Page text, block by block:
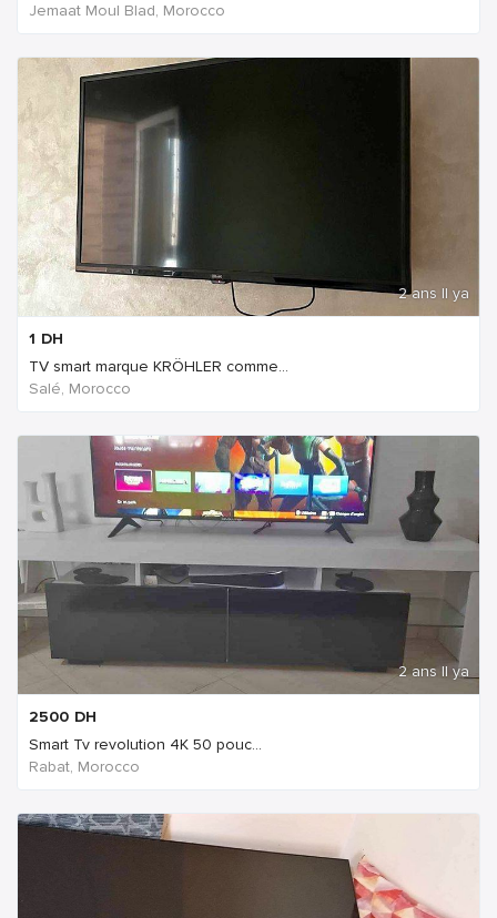
Jemaat Moul Blad, Morocco
2 ans Il ya
1 DH
TV smart marque KRÖHLER comme...
Salé, Morocco
2 ans Il ya
2500 DH
Smart Tv revolution 4K 50 pouc...
Rabat, Morocco